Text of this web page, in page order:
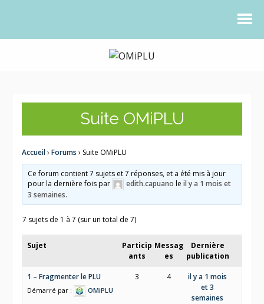
Suite OMiPLU
Accueil › Forums › Suite OMiPLU
Ce forum contient 7 sujets et 7 réponses, et a été mis à jour
pour la dernière fois par
edith.capuano le il y a 1 mois et
3 semaines.
7 sujets de 1 à 7 (sur un total de 7)
Sujet
Particip
ants
Messag
es
Dernière
publication
1 – Fragmenter le PLU
Démarré par : OMiPLU
3 4
il y a 1 mois
et 3
semaines